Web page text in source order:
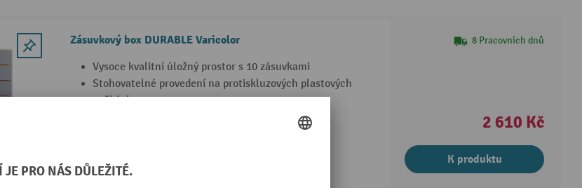
Zásuvkový box DURABLE Varicolor
Vysoce kvalitní úložný prostor s 10 zásuvkami
Stohovatelné provedení na protiskluzových plastových
nožkách
3 Varianty
8 Pracovních dnů
2 610 Kč
K produktu